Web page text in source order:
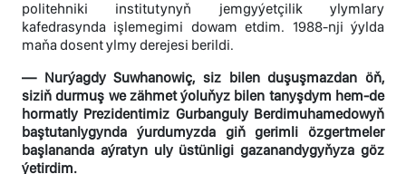
politehniki institutynyň jemgyýetçilik ylymlary
kafedrasynda işlemegimi dowam etdim. 1988-nji ýylda
maňa dosent ylmy derejesi berildi.
— Nurýagdy Suwhanowiç, siz bilen duşuşmazdan öň,
siziň durmuş we zähmet ýoluňyz bilen tanyşdym hem-de
hormatly Prezidentimiz Gurbanguly Berdimuhamedowyň
baştutanlygynda ýurdumyzda giň gerimli özgertmeler
başlananda aýratyn uly üstünligi gazanandygyňyza göz
ýetirdim.